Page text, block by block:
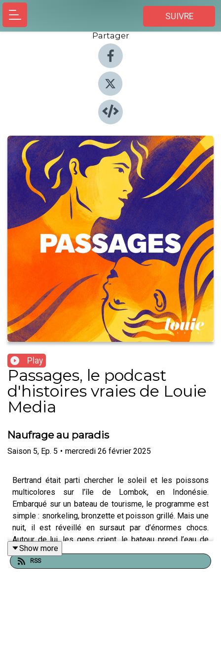
SUIVRE
Partager
Play
Passages, le podcast
d'histoires vraies de Louie
Media
Naufrage au paradis
Saison 5, Ep. 5 • mercredi 26 février 2025
Bertrand était parti chercher le soleil et les poissons
multicolores sur l’île de Lombok, en Indonésie.
Embarqué sur un bateau de tourisme, le programme est
simple : snorkeling, bronzette et poisson grillé. Mais une
nuit, il est réveillé en sursaut par d’énormes chocs.
Autour de lui, les gens crient, le bateau prend l’eau de
toute part. Les passagers ont juste le temps d’enfiler un
gilet de sauvetage que tel le Titanic, le bateau bascule et
Show more
RSS